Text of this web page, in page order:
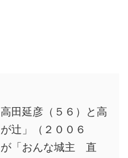
田延彦（５６）と高
辻」（２００６
が「おんな城主 直